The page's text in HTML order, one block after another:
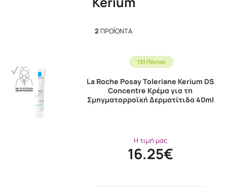
2 ΠΡΟΪΌΝΤΑ
131 Πόντοι
La Roche Posay Toleriane Kerium DS
Concentre Κρέμα για τη
Σμηγματορροϊκή Δερματίτιδα 40ml
Η τιμή μας
16.25€